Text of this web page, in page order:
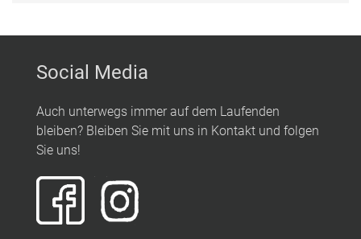
Social Media
Auch unterwegs immer auf dem Laufenden
bleiben? Bleiben Sie mit uns in Kontakt und folgen
Sie uns!